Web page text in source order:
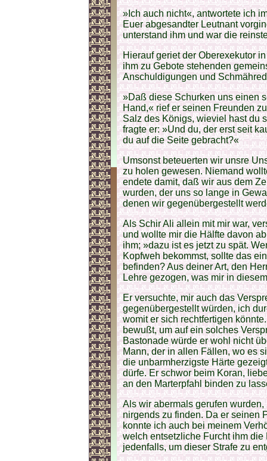
»Ich auch nicht«, antwortete ich
Euer abgesandter Leutnant
unterstand ihm und war die
Hierauf geriet der Oberexekutor
ihm zu Gebote stehenden
Anschuldigungen und
»Daß diese Schurken uns einen
Hand,« rief er seinen Freunden
Salz des Königs, wieviel hast du
fragte er: »Und du, der erst seit
du auf die Seite gebracht?«
Umsonst beteuerten wir unsre
zu holen gewesen. Niemand
endete damit, daß wir aus dem
wurden, der uns so lange in
denen wir gegenübergestellt
Als Schir Ali allein mit mir war,
und wollte mir die Hälfte davon
ihm; »dazu ist es jetzt zu spät.
Kopfweh bekommst, sollte das
befinden? Aus deiner Art, den
Lehre gezogen, was mir in
Er versuchte, mir auch das
gegenübergestellt würden, ich
womit er sich rechtfertigen
bewußt, um auf ein solches
Bastonade würde er wohl nicht
Mann, der in allen Fällen, wo es
die unbarmherzigste Härte
dürfe. Er schwor beim Koran,
an den Marterpfahl binden zu
Als wir abermals gerufen
nirgends zu finden. Da er seinen
konnte ich auch bei meinem
welch entsetzliche Furcht ihm
jedenfalls, um dieser Strafe zu